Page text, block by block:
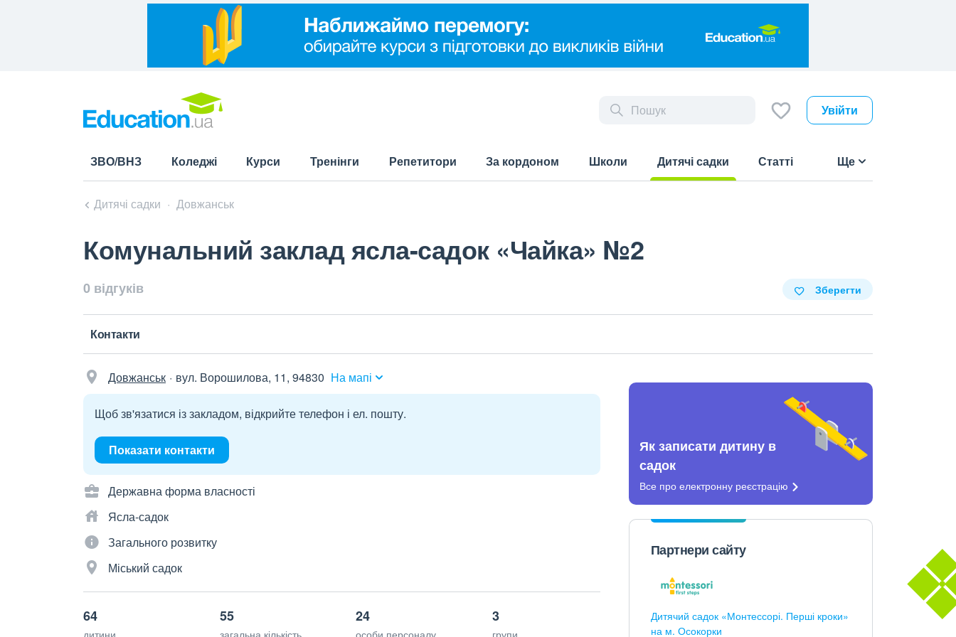
Увійти
ЗВО/ВНЗ Коледжі Курси Тренінги Репетитори За кордоном Школи
Дитячі садки
Статті Ще
Дитячі садки Довжанськ
Комунальний заклад ясла-садок «Чайка» №2
0 відгуків Зберегти
Контакти
Довжанськ вул. Ворошилова, 11, 94830 На мапі
Щоб зв'язатися із закладом, відкрийте телефон і ел. пошту.
Показати контакти
Державна форма власності
Ясла-садок
Загального розвитку
Міський садок
64
дитини
55
загальна кількість
24
особи персоналу
3
групи
Як записати дитину в
садок
Все про електронну реєстрацію
Партнери сайту
Дитячий садок «Монтессорі. Перші кроки»
на м. Осокорки